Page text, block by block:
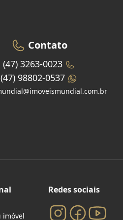
Contato
(47) 3263-0023
(47) 98802-0537
imóvel
Redes sociais